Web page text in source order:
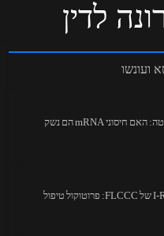
לדין
ועונשו
הצעת חוק ממינסוטה: האם חיסוני mRNA הם נשק
פרוטוקול I-Recover של FLCCC: פרוטוקול טיפול